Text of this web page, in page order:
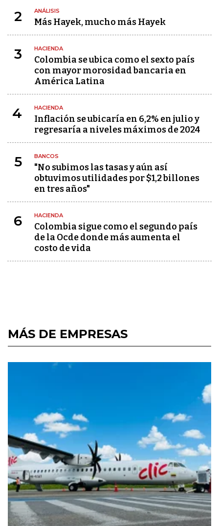
2 ANÁLISIS
Más Hayek, mucho más Hayek
3 HACIENDA
Colombia se ubica como el sexto país
con mayor morosidad bancaria en
América Latina
4 HACIENDA
Inflación se ubicaría en 6,2% en julio y
regresaría a niveles máximos de 2024
5 BANCOS
"No subimos las tasas y aún así
obtuvimos utilidades por $1,2 billones
en tres años"
6 HACIENDA
Colombia sigue como el segundo país
de la Ocde donde más aumenta el
costo de vida
MÁS DE EMPRESAS